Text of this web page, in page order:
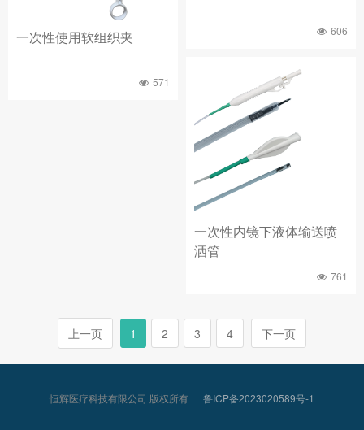
一次性使用软组织夹
571
606
一次性内镜下液体输送喷
洒管
761
上一页 1 2 3 4 下一页
恒辉医疗科技有限公司 版权所有 鲁ICP备2023020589号-1